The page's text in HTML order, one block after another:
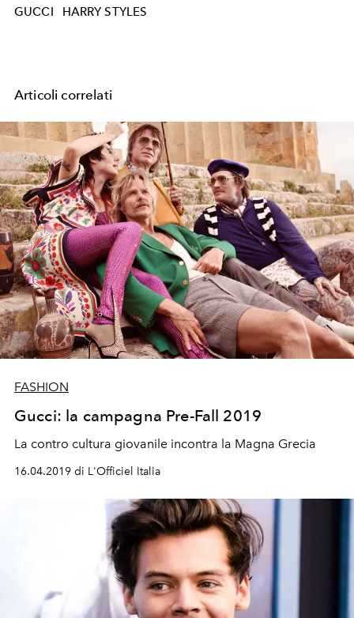
GUCCI HARRY STYLES
Articoli correlati
FASHION
Gucci: la campagna Pre-Fall 2019
La contro cultura giovanile incontra la Magna Grecia
16.04.2019 di L'Officiel Italia